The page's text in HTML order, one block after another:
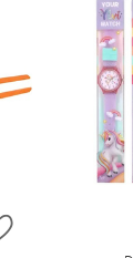
ZUR